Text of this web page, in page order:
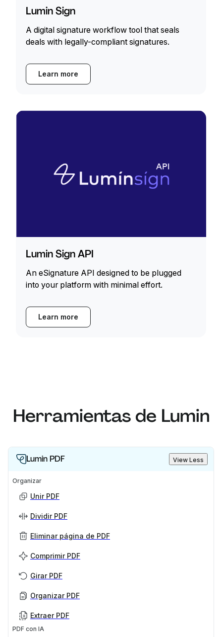
Lumin Sign
A digital signature workflow tool that seals
deals with legally-compliant signatures.
Learn more
Lumin Sign API
An eSignature API designed to be plugged
into your platform with minimal effort.
Learn more
Herramientas de Lumin
Lumin PDF View Less
Organizar
Unir PDF
Dividir PDF
Eliminar página de PDF
Comprimir PDF
Girar PDF
Organizar PDF
Extraer PDF
PDF con IA